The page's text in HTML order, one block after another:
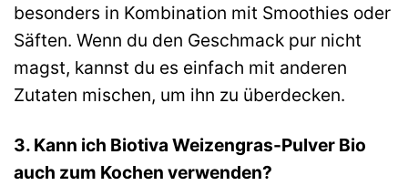
besonders in Kombination mit Smoothies oder
Säften. Wenn du den Geschmack pur nicht
magst, kannst du es einfach mit anderen
Zutaten mischen, um ihn zu überdecken.
3. Kann ich Biotiva Weizengras-Pulver Bio
auch zum Kochen verwenden?